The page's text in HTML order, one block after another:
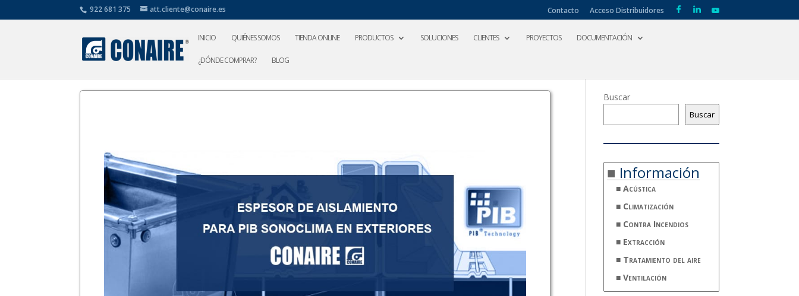
922 681 375 att.cliente@conaire.es Contacto Acceso Distribuidores
INICIO QUIÉNES SOMOS TIENDA ONLINE PRODUCTOS SOLUCIONES CLIENTES PROYECTOS DOCUMENTACIÓN
¿DÓNDE COMPRAR? BLOG
Buscar
Buscar
Información
Acústica
Climatización
Contra Incendios
Extracción
Tratamiento del aire
Ventilación